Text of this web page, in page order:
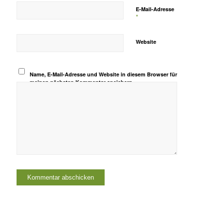
E-Mail-Adresse
*
Website
Name, E-Mail-Adresse und Website in diesem Browser für
meinen nächsten Kommentar speichern.